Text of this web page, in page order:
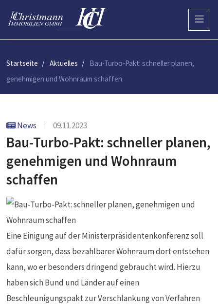
Startseite Aktuelles
Bau-Turbo-Pakt: schneller planen,
genehmigen und Wohnraum schaffen
News 09.11.2023
Bau-Turbo-Pakt: schneller planen,
genehmigen und Wohnraum
schaffen
Eine Einigung auf der Ministerpräsidentenkonferenz soll
dafür sorgen, dass bezahlbarer Wohnraum dort entstehen
kann, wo er besonders dringend gebraucht wird. Hierzu
haben sich Bund und Länder auf einen
Beschleunigungspakt zur Verschlankung von Verfahren